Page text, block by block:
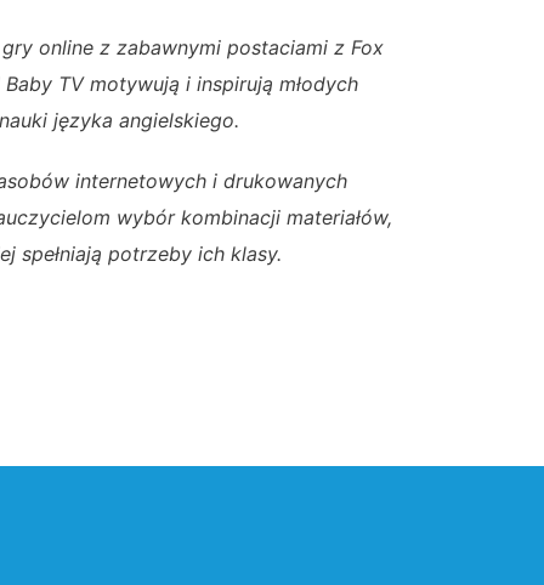
online z zabawnymi postaciami z Fox
TV motywują i inspirują młodych
języka angielskiego.
internetowych i drukowanych
wybór kombinacji materiałów,
spełniają potrzeby ich klasy.